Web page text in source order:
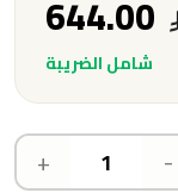
شامل الضريبة
-
+